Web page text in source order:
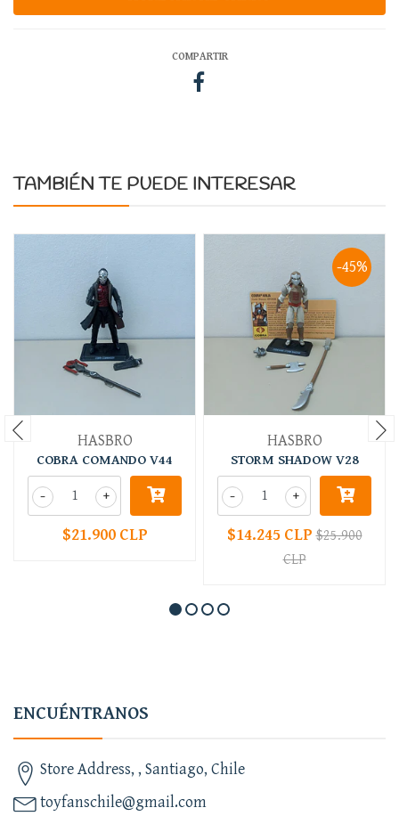
COMPARTIR
TAMBIÉN TE PUEDE INTERESAR
HASBRO
COBRA COMANDO V44
+
-
$21.900 CLP
-45%
HASBRO
STORM SHADOW V28
+
-
$14.245 CLP$25.900
CLP
ENCUÉNTRANOS
Store Address, , Santiago, Chile
toyfanschile@gmail.com